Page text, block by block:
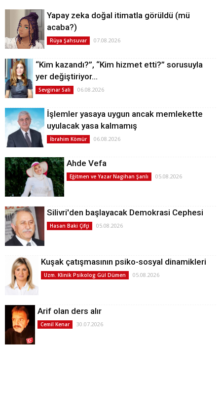
Yapay zeka doğal itimatla görüldü (mü
acaba?)
Rüya Şahsuvar 07.08.2026
“Kim kazandı?”, “Kim hizmet etti?” sorusuyla
yer değiştiriyor…
Sevginar Sali 06.08.2026
İşlemler yasaya uygun ancak memlekette
uyulacak yasa kalmamış
İbrahim Kömür 06.08.2026
Ahde Vefa
Eğitmen ve Yazar Nagihan Şanlı 05.08.2026
Silivri'den başlayacak Demokrasi Cephesi
Hasan Baki Çifçi 05.08.2026
Kuşak çatışmasının psiko-sosyal dinamikleri
Uzm. Klinik Psikolog Gül Dümen 05.08.2026
Arif olan ders alır
Cemil Kenar 30.07.2026